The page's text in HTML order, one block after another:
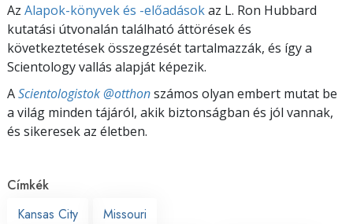
Az Alapok-könyvek és -előadásokaz L. Ron Hubbard
kutatási útvonalán található áttörések és
következtetések összegzését tartalmazzák, és így a
Scientology vallás alapját képezik.
AScientologistok @otthonszámos olyan embert mutat be
a világ minden tájáról, akik biztonságban és jól vannak,
és sikeresek az életben.
Címkék
Kansas City
Missouri